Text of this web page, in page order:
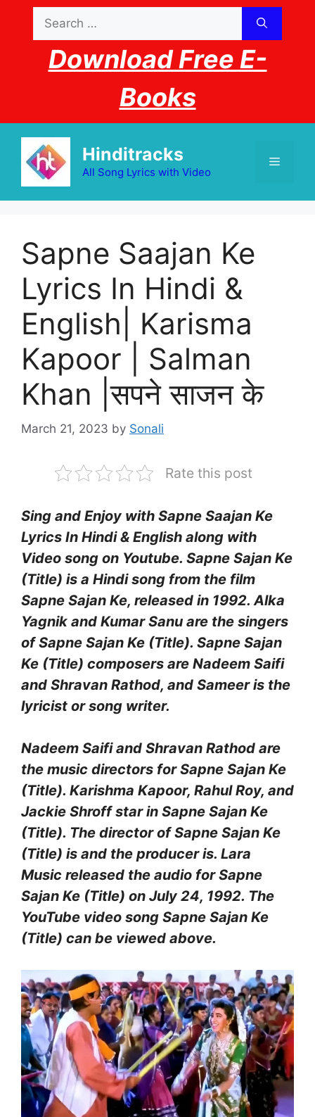
content
for:
Download Free E-
Books
Hinditracks
All Song Lyrics with Video
Menu
Sapne Saajan Ke
Lyrics In Hindi &
English| Karisma
Kapoor | Salman
Khan |सपने साजन के
March 21, 2023 by Sonali
Rate this post
Sing and Enjoy with Sapne Saajan Ke
Lyrics In Hindi & English along with
Video song on Youtube. Sapne Sajan Ke
(Title) is a Hindi song from the film
Sapne Sajan Ke, released in 1992. Alka
Yagnik and Kumar Sanu are the singers
of Sapne Sajan Ke (Title). Sapne Sajan
Ke (Title) composers are Nadeem Saifi
and Shravan Rathod, and Sameer is the
lyricist or song writer.
Nadeem Saifi and Shravan Rathod are
the music directors for Sapne Sajan Ke
(Title). Karishma Kapoor, Rahul Roy, and
Jackie Shroff star in Sapne Sajan Ke
(Title). The director of Sapne Sajan Ke
(Title) is and the producer is. Lara
Music released the audio for Sapne
Sajan Ke (Title) on July 24, 1992. The
YouTube video song Sapne Sajan Ke
(Title) can be viewed above.